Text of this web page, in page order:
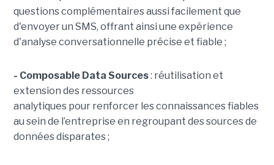
questions complémentaires aussi facilement que
d'envoyer un SMS, offrant ainsi une expérience
d'analyse conversationnelle précise et fiable ;
- Composable Data Sources: réutilisation et
extension des ressources
analytiques pour renforcer les connaissances fiables
au sein de l’entreprise en regroupant des sources de
données disparates ;